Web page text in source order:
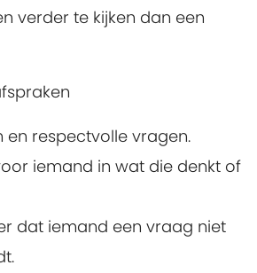
verder te kijken dan een
en respectvolle vragen.
iemand in wat die denkt of
dat iemand een vraag niet